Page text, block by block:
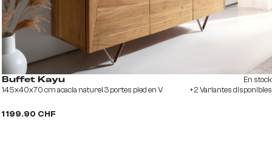
Buffet Kayu
145x40x70 cm acacia naturel 3 portes pied en V
1 199.90 CHF
En stock
+2 Variantes disponibles